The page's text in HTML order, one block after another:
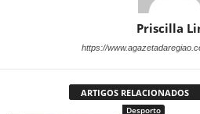
Priscilla
https://
ARTIGOS RELACIONADOS
Desporto